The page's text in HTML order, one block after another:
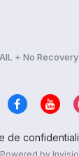
+ No
de